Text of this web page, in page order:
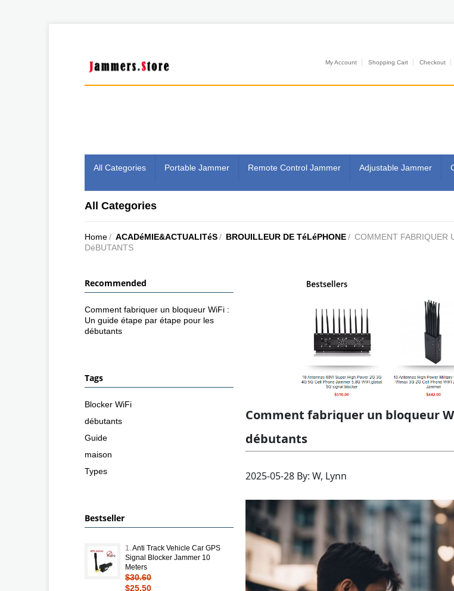
My Account Shopping Cart Checkout
All Categories Portable Jammer Remote Control Jammer Adjustable Jammer
All Categories
Home/ ACADéMIE&ACTUALITéS/ BROUILLEUR DE TéLéPHONE/ COMMENT FABRIQUER
DéBUTANTS
Comment fabriquer un bloqueur
débutants
2025-05-28 By: W, Lynn
Recommended
Comment fabriquer un bloqueur WiFi :
Un guide étape par étape pour les
débutants
Tags
Blocker WiFi
débutants
Guide
maison
Types
Bestseller
1.Anti Track Vehicle Car GPS
Signal Blocker Jammer 10
Meters
$30.60
$25.50